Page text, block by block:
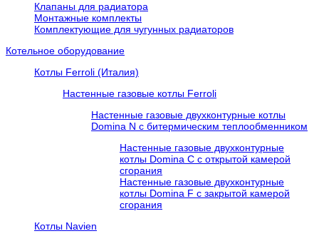
Клапаны для радиатора
Монтажные комплекты
Комплектующие для чугунных радиаторов
Котельное оборудование
Котлы Ferroli (Италия)
Настенные газовые котлы Ferroli
Настенные газовые двухконтурные котлы
Domina N с битермическим теплообменником
Настенные газовые двухконтурные
котлы Domina C с открытой камерой
сгорания
Настенные газовые двухконтурные
котлы Domina F с закрытой камерой
сгорания
Котлы Navien